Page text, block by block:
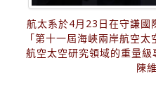
航太系於4月23日在守謙國
「第十一屆海峽兩岸航空
航空太空研究領域的重量
陳